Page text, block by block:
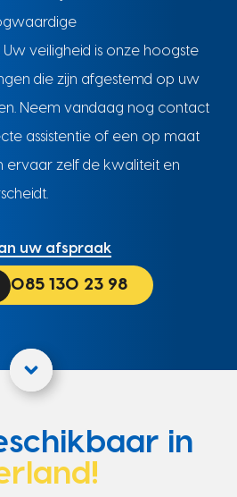
veiligheid is onze hoogste
die zijn afgestemd op uw
Neem vandaag nog contact
assistentie of een op maat
ervaar zelf de kwaliteit en
uw afspraak
085 130 23 98
in